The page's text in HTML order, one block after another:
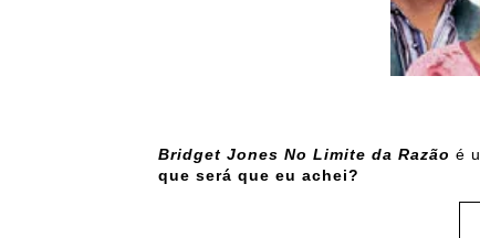
Bridget Jones No Limite da Razão é
que será que eu achei?